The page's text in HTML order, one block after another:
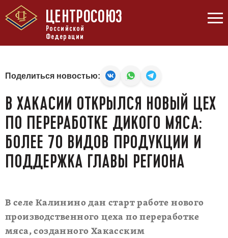
ЦЕНТРОСОЮЗ
Российской
Федерации
Поделиться новостью:
В ХАКАСИИ ОТКРЫЛСЯ НОВЫЙ ЦЕХ
ПО ПЕРЕРАБОТКЕ ДИКОГО МЯСА:
БОЛЕЕ 70 ВИДОВ ПРОДУКЦИИ И
ПОДДЕРЖКА ГЛАВЫ РЕГИОНА
В селе Калинино дан старт работе нового
производственного цеха по переработке
мяса, созданного Хакасским